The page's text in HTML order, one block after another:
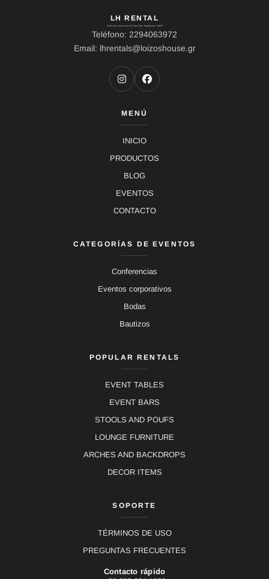
LH RENTAL
Dirección: Ierou Loxou 10, Kato Souli, Marathonas, 19007
Teléfono: 2294063972
Email: lhrentals@loizoshouse.gr
MENÚ
INICIO
PRODUCTOS
BLOG
EVENTOS
CONTACTO
CATEGORÍAS DE EVENTOS
Conferencias
Eventos corporativos
Bodas
Bautizos
POPULAR RENTALS
EVENT TABLES
EVENT BARS
STOOLS AND POUFS
LOUNGE FURNITURE
ARCHES AND BACKDROPS
DECOR ITEMS
SOPORTE
TÉRMINOS DE USO
PREGUNTAS FRECUENTES
Contacto rápido